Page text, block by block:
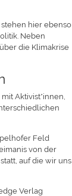
hier ebenso
Neben
die Klimakrise
Aktivist*innen,
Feld
von der
auf die wir uns
Verlag